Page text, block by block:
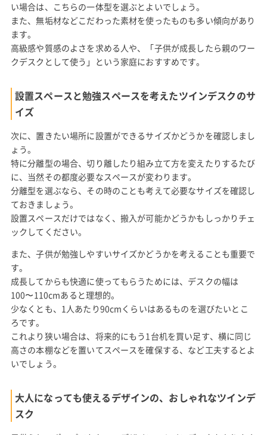
い場合は、こちらの一体型を選ぶとよいでしょう。
また、無垢材などこだわった素材を使ったものも多い傾向があり
ます。
高級感や質感のよさを求める人や、「子供が成長したら親のワー
クデスクとして使う」という家庭におすすめです。
設置スペースと勉強スペースを考えたツインデスクのサ
イズ
次に、置きたい場所に設置ができるサイズかどうかを確認しまし
ょう。
特に分離型の場合、切り離したり組み立て方を変えたりするたび
に、当然その都度必要なスペースが変わります。
分離型を選ぶなら、その時のことも考えて必要なサイズを確認し
ておきましょう。
設置スペースだけではなく、搬入が可能かどうかもしっかりチェ
ックしてください。
また、子供が勉強しやすいサイズかどうかを考えることも重要で
す。
成長してからも快適に使ってもらうためには、デスクの幅は
100〜110cmあると理想的。
少なくとも、1人あたり90cmくらいはあるものを選びたいとこ
ろです。
これより狭い場合は、将来的にもう1台机を買い足す、横に同じ
高さの本棚などを置いてスペースを確保する、など工夫するとよ
いでしょう。
大人になっても使えるデザインの、おしゃれなツインデ
スク